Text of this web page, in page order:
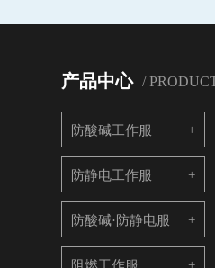
产品中心 /
防酸碱工作服
防静电工作服
防酸碱·防静电服